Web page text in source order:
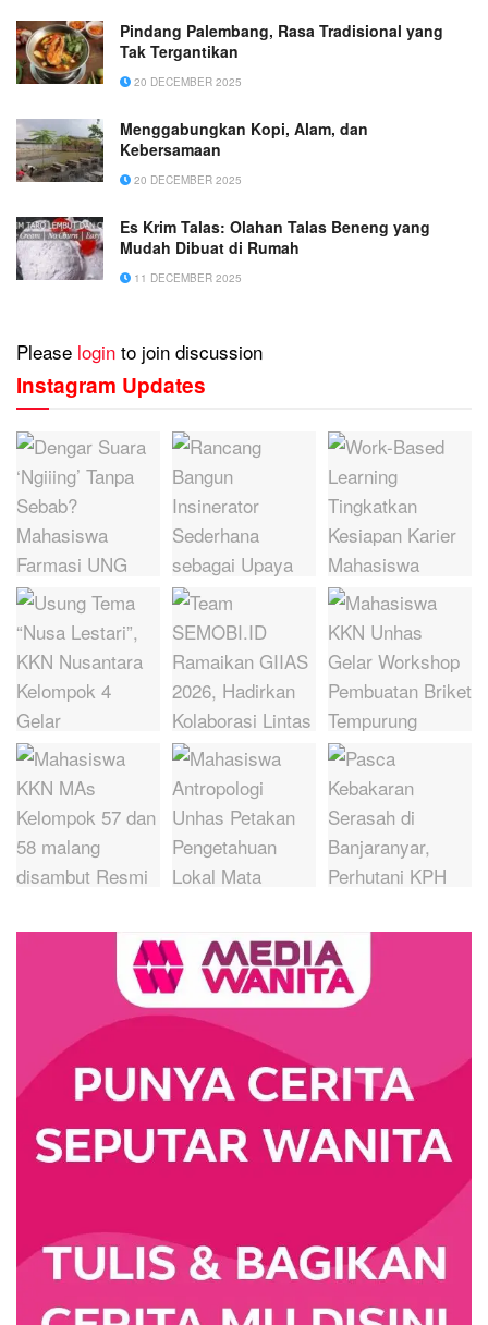
Pindang Palembang, Rasa Tradisional yang
Tak Tergantikan
20 DECEMBER 2025
Menggabungkan Kopi, Alam, dan
Kebersamaan
20 DECEMBER 2025
Es Krim Talas: Olahan Talas Beneng yang
Mudah Dibuat di Rumah
11 DECEMBER 2025
Please login to join discussion
Instagram Updates